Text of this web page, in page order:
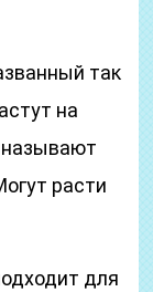
так
на
называют
расти
для